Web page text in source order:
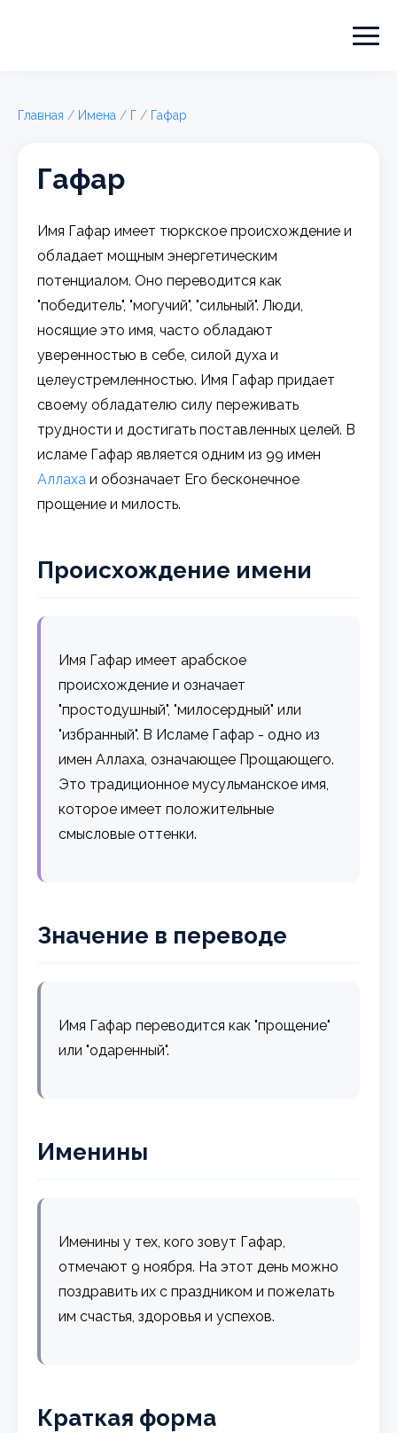
Главная / Имена / Г / Гафар
Гафар
Имя Гафар имеет тюркское происхождение и
обладает мощным энергетическим
потенциалом. Оно переводится как
"победитель", "могучий", "сильный". Люди,
носящие это имя, часто обладают
уверенностью в себе, силой духа и
целеустремленностью. Имя Гафар придает
своему обладателю силу переживать
трудности и достигать поставленных целей. В
исламе Гафар является одним из 99 имен
Аллаха и обозначает Его бесконечное
прощение и милость.
Происхождение имени
Имя Гафар имеет арабское
происхождение и означает
"простодушный", "милосердный" или
"избранный". В Исламе Гафар - одно из
имен Аллаха, означающее Прощающего.
Это традиционное мусульманское имя,
которое имеет положительные
смысловые оттенки.
Значение в переводе
Имя Гафар переводится как "прощение"
или "одаренный".
Именины
Именины у тех, кого зовут Гафар,
отмечают 9 ноября. На этот день можно
поздравить их с праздником и пожелать
им счастья, здоровья и успехов.
Краткая форма